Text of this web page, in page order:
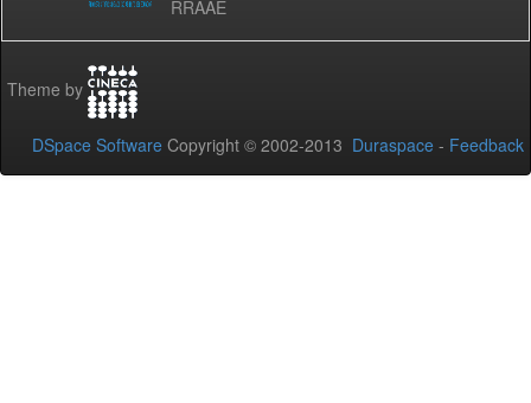
RRAAE
Theme by
DSpace Software Copyright © 2002-2013 Duraspace - Feedback